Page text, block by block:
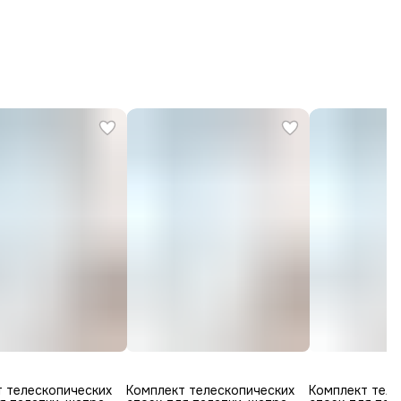
телескопических Комплект телескопических Комплект